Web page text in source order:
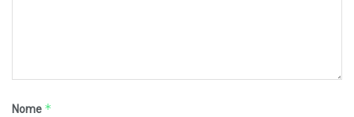
Nome *